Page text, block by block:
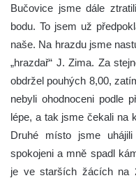
Bučovice jsme dále
bodu. To jsem už
naše. Na hrazdu jsme
„hrazdař“ J. Zima. Za
obdržel pouhých 8,00,
nebyli ohodnoceni podle
lépe, a tak jsme čekali na
Druhé místo jsme
spokojeni a mně spadl
je ve starších žácích